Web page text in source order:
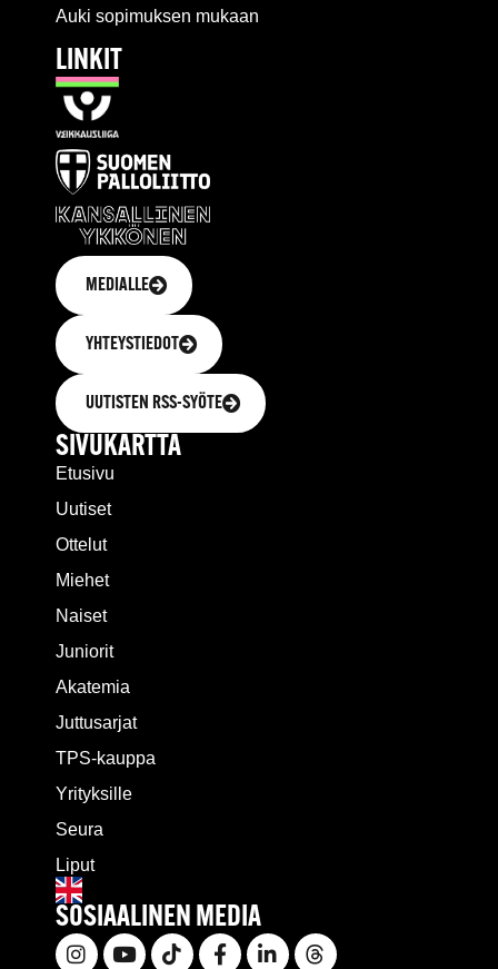
Auki sopimuksen mukaan
LINKIT
MEDIALLE
YHTEYSTIEDOT
UUTISTEN RSS-SYÖTE
SIVUKARTTA
Etusivu
Uutiset
Ottelut
Miehet
Naiset
Juniorit
Akatemia
Juttusarjat
TPS-kauppa
Yrityksille
Seura
Liput
SOSIAALINEN MEDIA